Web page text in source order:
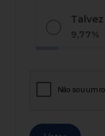
Talvez
9,77%